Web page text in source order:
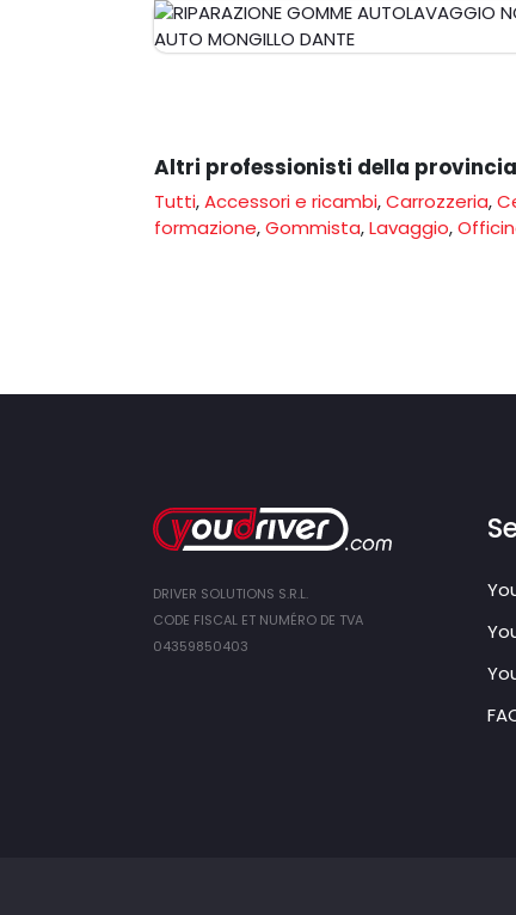
Altri professionisti della
Tutti,Accessori e ricambi,Carrozzeria,
formazione,Gommista,Lavaggio,
DRIVER SOLUTIONS S.R.L.
CODE FISCAL ET NUMÉRO DE TVA
04359850403